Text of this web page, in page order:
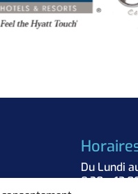
Du Lundi
8:30 –